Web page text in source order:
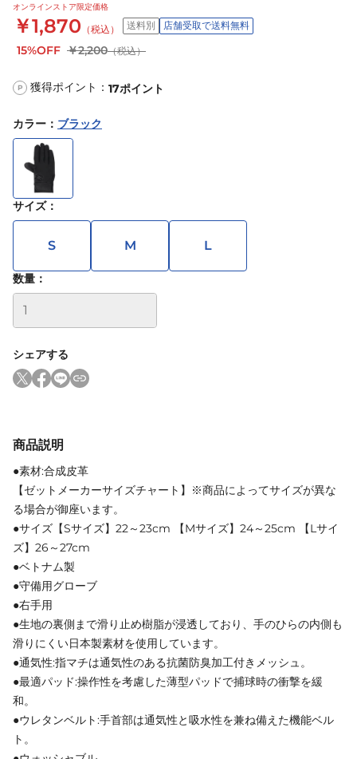
オンラインストア限定価格
￥1,870 （税込） 送料別 店舗受取で送料無料
15%OFF ￥2,200（税込）
P 獲得ポイント： 17ポイント
カラー ： ブラック
サイズ：
S M L
数量：
シェアする
商品説明
●素材:合成皮革
【ゼットメーカーサイズチャート】※商品によってサイズが異な
る場合が御座います。
●サイズ【Sサイズ】22～23cm 【Mサイズ】24～25cm 【Lサイ
ズ】26～27cm
●ベトナム製
●守備用グローブ
●右手用
●生地の裏側まで滑り止め樹脂が浸透しており、手のひらの内側も
滑りにくい日本製素材を使用しています。
●通気性:指マチは通気性のある抗菌防臭加工付きメッシュ。
●最適パッド:操作性を考慮した薄型パッドで捕球時の衝撃を緩
和。
●ウレタンベルト:手首部は通気性と吸水性を兼ね備えた機能ベル
ト。